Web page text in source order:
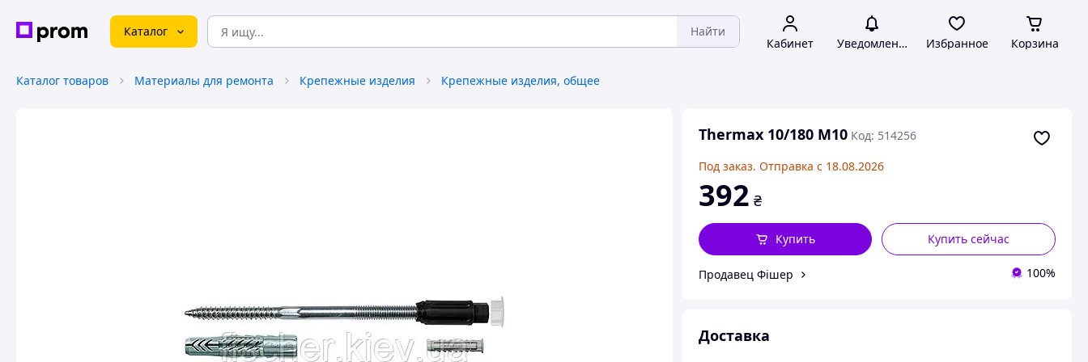
Каталог Найти
Кабинет Уведомления Избранное Корзина
Каталог товаров Материалы для ремонта Крепежные изделия Крепежные изделия, общее
Thermax 10/180 M10 Код: 514256
Под заказ. Отправка с 18.08.2026
392 ₴
Купить сейчас
Купить
Продавец Фішер 100%
Доставка